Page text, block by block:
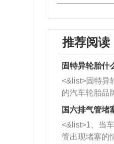
推荐阅读
固特异轮胎什
<&list>固特异
的汽车轮胎品
牌，但是中高
也是为了更好
国六排气管堵
<&list>1、当
管出现堵塞的